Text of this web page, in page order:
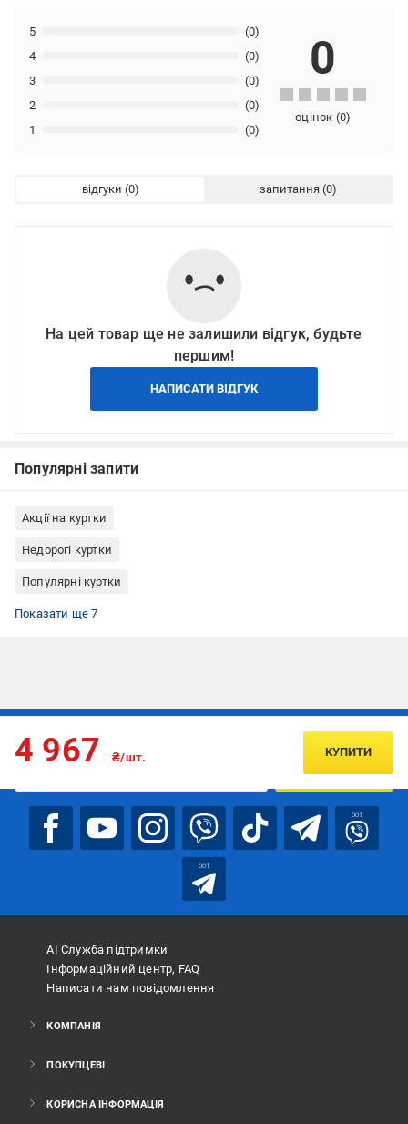
1 (0)
2 (0)
3 (0)
4 (0)
5 (0)
0
оцінок (0)
відгуки запитання
На цей товар ще не залишили відгук, будьте
першим!
НАПИСАТИ ВІДГУК
Популярні запити
Акції на куртки
Недорогі куртки
Популярні куртки
Показати ще 7
4 967 ₴/шт. КУПИТИ
Підписуйтесь, щоб дізнаватись першим про акції та пропозиції
ПІДПИСАТИСЯ
bot
bot
АІ Служба підтримки
Інформаційний центр, FAQ
Написати нам повідомлення
КОМПАНІЯ
ПОКУПЦЕВІ
КОРИСНА ІНФОРМАЦІЯ